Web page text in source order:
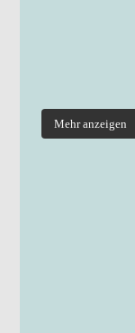
Mehr anzeigen